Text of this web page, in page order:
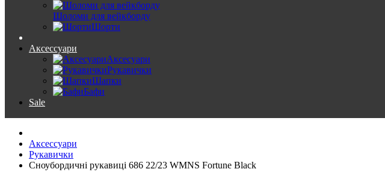
Шоломи для вейкборду
Шорти
Аксессуари
Аксесуари
Рукавички
Шапки
Бафи
Sale
Аксессуари
Рукавички
Сноубордичні рукавиці 686 22/23 WMNS Fortune Black